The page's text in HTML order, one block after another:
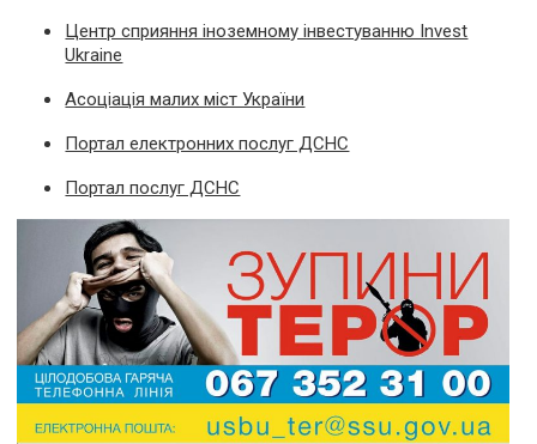
Центр сприяння іноземному інвестуванню Invest
Ukraine
Асоціація малих міст України
Портал електронних послуг ДСНС
Портал послуг ДСНС